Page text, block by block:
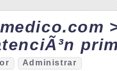
Ad ministrar